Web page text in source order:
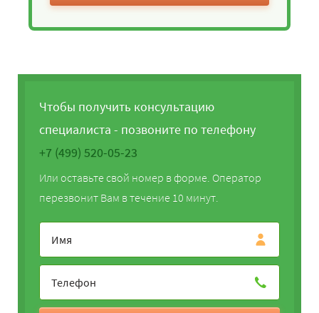
Чтобы получить консультацию
специалиста - позвоните по телефону
+7 (499) 520-05-23
Или оставьте свой номер в форме. Оператор
перезвонит Вам в течение 10 минут.